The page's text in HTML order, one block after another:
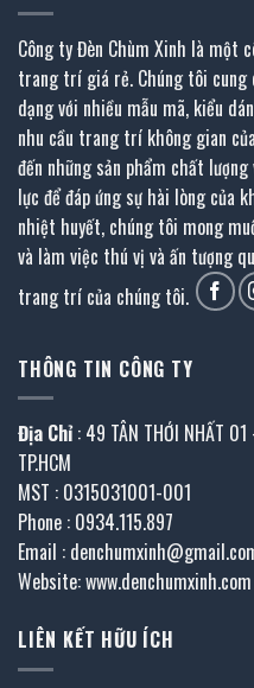
Công ty Đèn Chùm Xinh là một
trang trí giá rẻ. Chúng tôi cung
dạng với nhiều mẫu mã, kiểu
nhu cầu trang trí không gian
đến những sản phẩm chất
lực để đáp ứng sự hài lòng của
nhiệt huyết, chúng tôi mong
và làm việc thú vị và ấn tượng
trang trí của chúng tôi.
THÔNG TIN CÔNG TY
Địa Chỉ : 49 TÂN THỚI NHẤT
TP.HCM
MST : 0315031001-001
Phone : 0934.115.897
Email :
Website: www.denchumxinh.com
LIÊN KẾT HỮU ÍCH